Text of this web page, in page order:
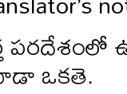
పరదేశంలో
ఒకతె.